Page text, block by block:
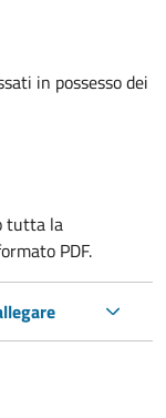
in possesso dei
tutta la
PDF.